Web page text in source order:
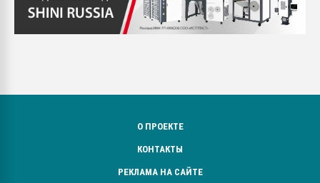
О ПРОЕКТЕ
КОНТАКТЫ
РЕКЛАМА НА САЙТЕ